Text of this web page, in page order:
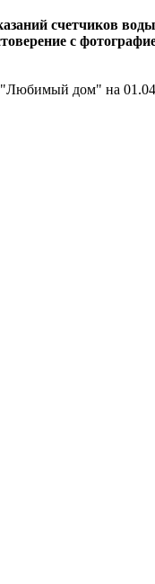
счетчиков
е с
дом" на